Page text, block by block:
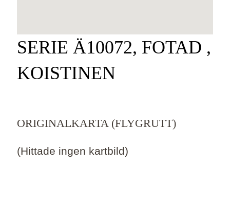
SERIE Ä10072, FOTAD ,
KOISTINEN
ORIGINALKARTA (FLYGRUTT)
(Hittade ingen kartbild)